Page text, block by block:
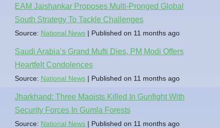
EAM Jaishankar Proposes Multi-Pronged Global
South Strategy To Tackle Challenges
Source: National News Published on 11 months ago
Saudi Arabia’s Grand Mufti Dies, PM Modi Offers
Heartfelt Condolences
Source: National News Published on 11 months ago
Jharkhand: Three Maoists Killed In Gunfight With
Security Forces In Gumla Forests
Source: National News Published on 11 months ago